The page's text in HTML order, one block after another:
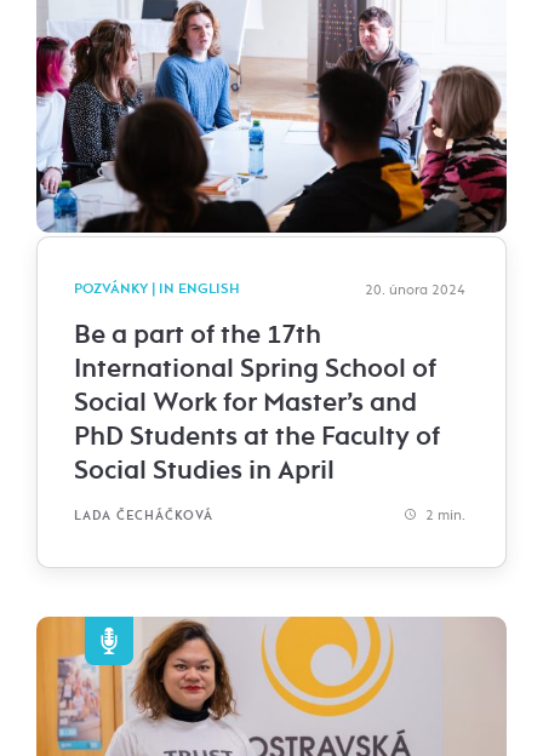
POZVÁNKY | IN ENGLISH 20. února 2024
Be a part of the 17th
International Spring School of
Social Work for Master’s and
PhD Students at the Faculty of
Social Studies in April
LADA ČECHÁČKOVÁ 2 min.